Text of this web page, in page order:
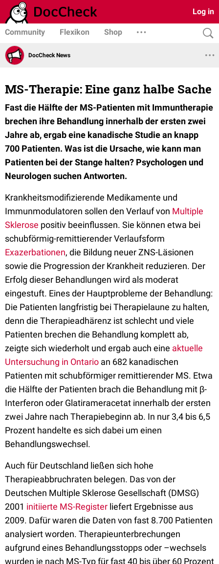
Log in
Community Flexikon Shop
DocCheck News
MS-Therapie: Eine ganz halbe Sache
Fast die Hälfte der MS-Patienten mit Immuntherapie
brechen ihre Behandlung innerhalb der ersten zwei
Jahre ab, ergab eine kanadische Studie an knapp
700 Patienten. Was ist die Ursache, wie kann man
Patienten bei der Stange halten? Psychologen und
Neurologen suchen Antworten.
Krankheitsmodifizierende Medikamente und
Immunmodulatoren sollen den Verlauf von Multiple
Sklerose positiv beeinflussen. Sie können etwa bei
schubförmig-remittierender Verlaufsform
Exazerbationen, die Bildung neuer ZNS-Läsionen
sowie die Progression der Krankheit reduzieren. Der
Erfolg dieser Behandlungen wird als moderat
eingestuft. Eines der Hauptprobleme der Behandlung:
Die Patienten langfristig bei Therapielaune zu halten,
denn die Therapieadhärenz ist schlecht und viele
Patienten brechen die Behandlung komplett ab,
zeigte sich wiederholt und ergab auch eine aktuelle
Untersuchung in Ontario an 682 kanadischen
Patienten mit schubförmiger remittierender MS. Etwa
die Hälfte der Patienten brach die Behandlung mit β-
Interferon oder Glatirameracetat innerhalb der ersten
zwei Jahre nach Therapiebeginn ab. In nur 3,4 bis 6,5
Prozent handelte es sich dabei um einen
Behandlungswechsel.
Auch für Deutschland ließen sich hohe
Therapieabbruchraten belegen. Das von der
Deutschen Multiple Sklerose Gesellschaft (DMSG)
2001 initiierte MS-Register liefert Ergebnisse aus
2009. Dafür waren die Daten von fast 8.700 Patienten
analysiert worden. Therapieunterbrechungen
aufgrund eines Behandlungsstopps oder –wechsels
wurden je nach MS-Typ für fast 40 bis über 60 Prozent